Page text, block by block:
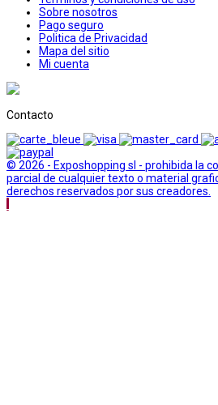
Sobre nosotros
Pago seguro
Politica de Privacidad
Mapa del sitio
Mi cuenta
Contacto
© 2026 - Exposhopping sl - prohibida la
parcial de cualquier texto o material
derechos reservados por sus creadores.